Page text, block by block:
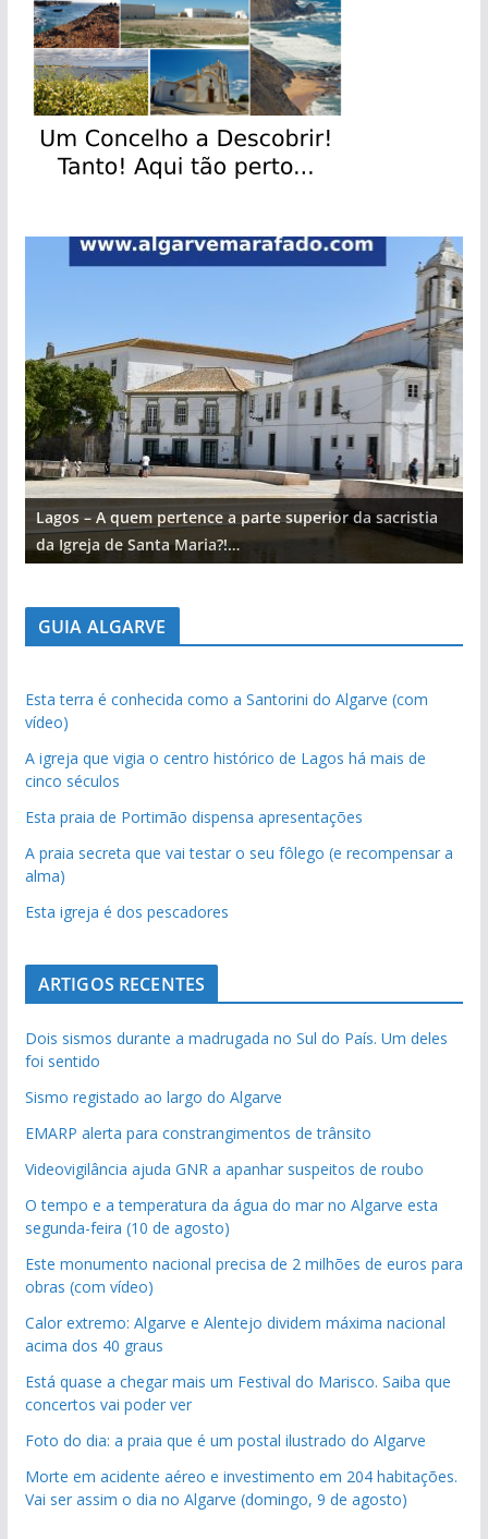
Lagos – A quem pertence a parte superior da sacristia
da Igreja de Santa Maria?!…
GUIA ALGARVE
Esta terra é conhecida como a Santorini do Algarve (com
vídeo)
A igreja que vigia o centro histórico de Lagos há mais de
cinco séculos
Esta praia de Portimão dispensa apresentações
A praia secreta que vai testar o seu fôlego (e recompensar a
alma)
Esta igreja é dos pescadores
ARTIGOS RECENTES
Dois sismos durante a madrugada no Sul do País. Um deles
foi sentido
Sismo registado ao largo do Algarve
EMARP alerta para constrangimentos de trânsito
Videovigilância ajuda GNR a apanhar suspeitos de roubo
O tempo e a temperatura da água do mar no Algarve esta
segunda-feira (10 de agosto)
Este monumento nacional precisa de 2 milhões de euros para
obras (com vídeo)
Calor extremo: Algarve e Alentejo dividem máxima nacional
acima dos 40 graus
Está quase a chegar mais um Festival do Marisco. Saiba que
concertos vai poder ver
Foto do dia: a praia que é um postal ilustrado do Algarve
Morte em acidente aéreo e investimento em 204 habitações.
Vai ser assim o dia no Algarve (domingo, 9 de agosto)